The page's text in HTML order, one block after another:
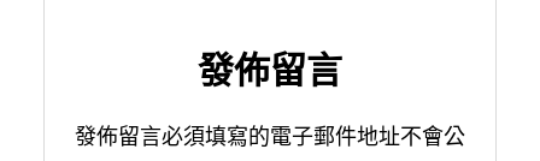
發佈留言
發佈留言必須填寫的電子郵件地址不會公